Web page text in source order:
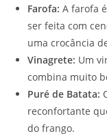
Farofa: A farofa
ser feita com
uma crocância
Vinagrete: Um
combina muito
Puré de Batata:
reconfortante
do frango.